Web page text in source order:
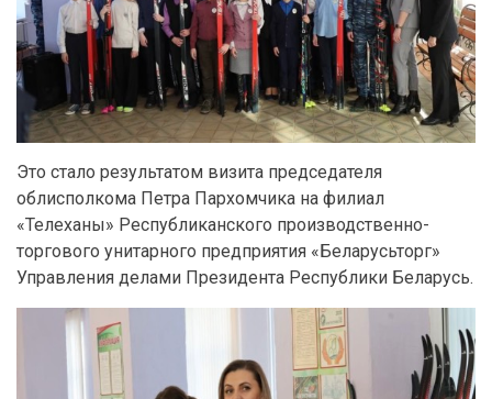
Это стало результатом визита председателя
облисполкома Петра Пархомчика на филиал
«Телеханы» Республиканского производственно-
торгового унитарного предприятия «Беларусьторг»
Управления делами Президента Республики Беларусь.